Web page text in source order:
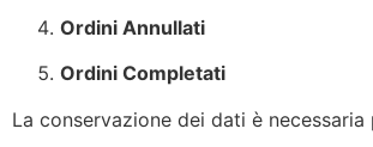
Ordini Annullati
Ordini Completati
La conservazione dei dati è necessaria